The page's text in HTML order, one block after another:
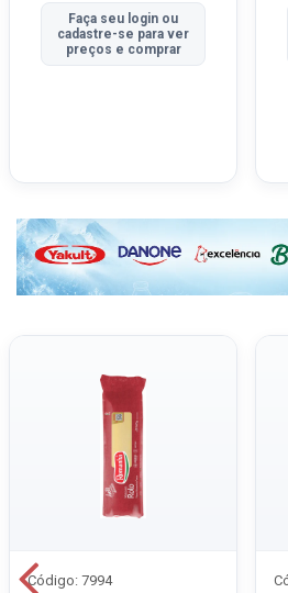
Faça seu login ou
cadastre-se para ver
preços e comprar
Código: 7994